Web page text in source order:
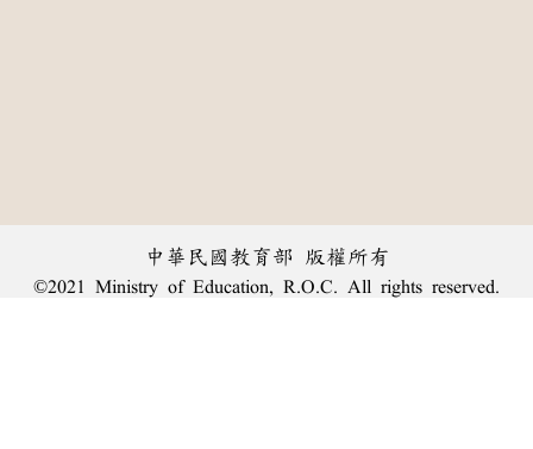
中華民國教育部 版權所有
©2021 Ministry of Education, R.O.C. All rights reserved.